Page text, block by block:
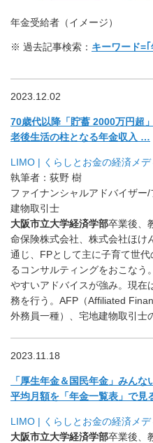
年金受給者（イメージ）
※ 過去記事検索： キーワード=｢
2023.12.02
70歳代以降「貯蓄 2000万円超
老後生活の柱となる年金収入 …
LIMO | くらしとお金の経済メデ
執筆者：荻野 樹
ファイナンシャルアドバイザー
建物取引士
大阪市立大学経済学部卒業後、
命保険株式会社、株式会社ほけ
通じ、FPとして主に子育て世
るコンサルティングをおこなう
やすいアドバイスが強み。現在
務を行う。AFP（Affiliated
外務員一種）、宅地建物取引士
2023.11.18
「厚生年金＆国民年金」みん
平均月額を「年金一覧表」で見
LIMO | くらしとお金の経済メデ
大阪市立大学経済学部卒業後、